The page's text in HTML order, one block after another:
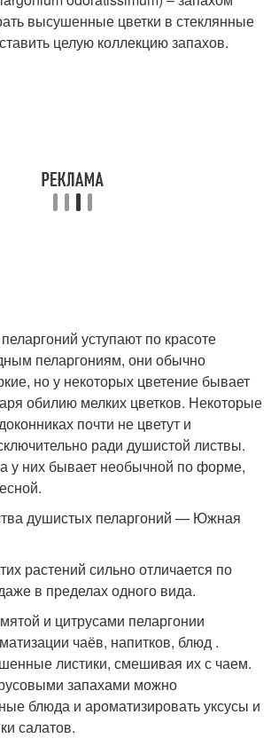
высушенные цветки в стеклянные
целую коллекцию запахов.
уступают по красоте
пеларгониям, они обычно
но у некоторых цветение бывает
обилию мелких цветков. Некоторые
почти не цветут и
ради душистой листвы.
у них бывает необычной по форме,
душистых пеларгоний — Южная
растений сильно отличается по
в пределах одного вида.
и цитрусами пеларгонии
чаёв, напитков, блюд .
листики, смешивая их с чаем.
запахами можно
блюда и ароматизировать уксусы и
салатов.